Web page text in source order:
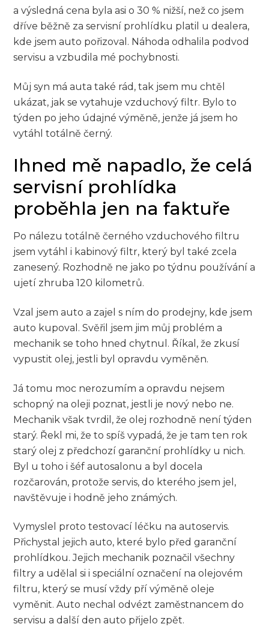
a výsledná cena byla asi o 30 % nižší, než co jsem
dříve běžně za servisní prohlídku platil u dealera,
kde jsem auto pořizoval. Náhoda odhalila podvod
servisu a vzbudila mé pochybnosti.
Můj syn má auta také rád, tak jsem mu chtěl
ukázat, jak se vytahuje vzduchový filtr. Bylo to
týden po jeho údajné výměně, jenže já jsem ho
vytáhl totálně černý.
Ihned mě napadlo, že celá
servisní prohlídka
proběhla jen na faktuře
Po nálezu totálně černého vzduchového filtru
jsem vytáhl i kabinový filtr, který byl také zcela
zanesený. Rozhodně ne jako po týdnu používání a
ujetí zhruba 120 kilometrů.
Vzal jsem auto a zajel s ním do prodejny, kde jsem
auto kupoval. Svěřil jsem jim můj problém a
mechanik se toho hned chytnul. Říkal, že zkusí
vypustit olej, jestli byl opravdu vyměněn.
Já tomu moc nerozumím a opravdu nejsem
schopný na oleji poznat, jestli je nový nebo ne.
Mechanik však tvrdil, že olej rozhodně není týden
starý. Řekl mi, že to spíš vypadá, že je tam ten rok
starý olej z předchozí garanční prohlídky u nich.
Byl u toho i šéf autosalonu a byl docela
rozčarován, protože servis, do kterého jsem jel,
navštěvuje i hodně jeho známých.
Vymyslel proto testovací léčku na autoservis.
Přichystal jejich auto, které bylo před garanční
prohlídkou. Jejich mechanik poznačil všechny
filtry a udělal si i speciální označení na olejovém
filtru, který se musí vždy pří výměně oleje
vyměnit. Auto nechal odvézt zaměstnancem do
servisu a další den auto přijelo zpět.